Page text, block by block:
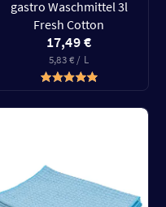
gastro Waschmittel 3l
Fresh Cotton
17,49 €
5,83 € / L